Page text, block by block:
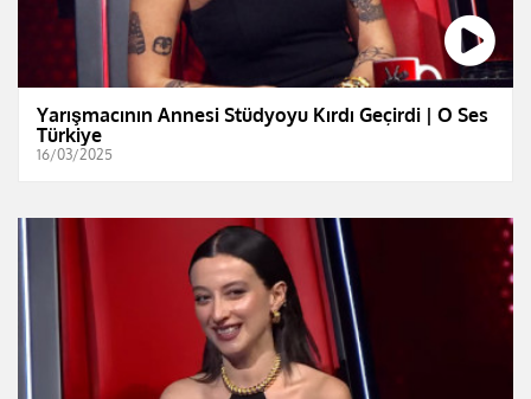
Yarışmacının Annesi Stüdyoyu Kırdı Geçirdi | O Ses
Türkiye
16/03/2025